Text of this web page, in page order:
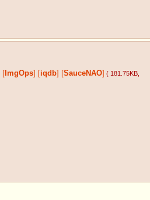
[ ImgOps] [iqdb] [SauceNAO] ( 181.75KB